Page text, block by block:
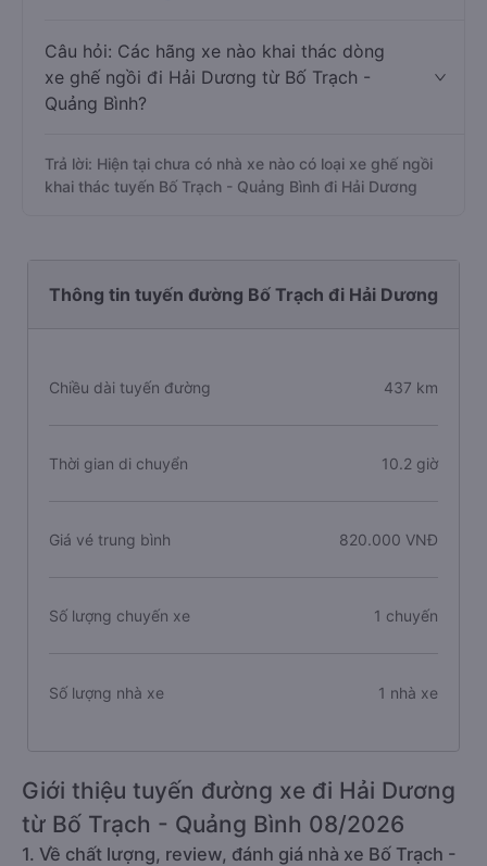
Câu hỏi: Các hãng xe nào khai thác dòng
xe ghế ngồi đi Hải Dương từ Bố Trạch -
Quảng Bình?
Trả lời: Hiện tại chưa có nhà xe nào có loại xe ghế ngồi
khai thác tuyến Bố Trạch - Quảng Bình đi Hải Dương
Thông tin tuyến đường Bố Trạch đi Hải Dương
Chiều dài tuyến đường 437 km
Thời gian di chuyển 10.2 giờ
Giá vé trung bình 820.000 VNĐ
Số lượng chuyến xe 1 chuyến
Số lượng nhà xe 1 nhà xe
Giới thiệu tuyến đường xe đi Hải Dương
từ Bố Trạch - Quảng Bình 08/2026
1. Về chất lượng, review, đánh giá nhà xe Bố Trạch -